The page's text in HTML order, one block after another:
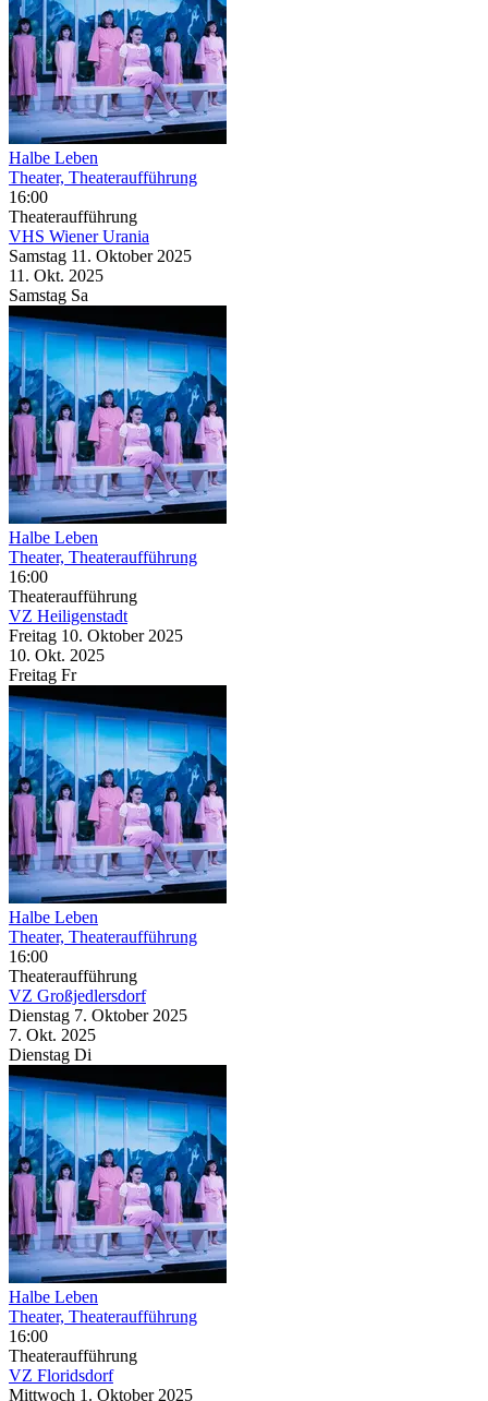
Halbe Leben
Theater, Theateraufführung
16:00
Theateraufführung
VHS Wiener Urania
Samstag 11. Oktober 2025
11. Okt. 2025
Samstag Sa
Halbe Leben
Theater, Theateraufführung
16:00
Theateraufführung
VZ Heiligenstadt
Freitag 10. Oktober 2025
10. Okt. 2025
Freitag Fr
Halbe Leben
Theater, Theateraufführung
16:00
Theateraufführung
VZ Großjedlersdorf
Dienstag 7. Oktober 2025
7. Okt. 2025
Dienstag Di
Halbe Leben
Theater, Theateraufführung
16:00
Theateraufführung
VZ Floridsdorf
Mittwoch 1. Oktober 2025